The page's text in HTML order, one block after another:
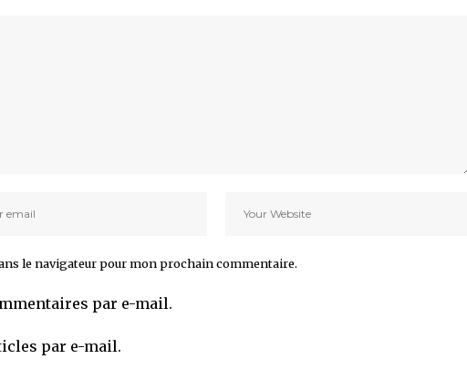
le navigateur pour mon prochain commentaire.
par e-mail.
par e-mail.